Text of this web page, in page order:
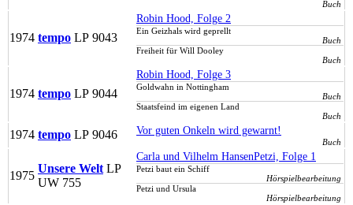
Buch
1974 tempo LP 9043
Robin Hood, Folge 2
Ein Geizhals wird geprellt
Buch
Freiheit für Will Dooley
Buch
1974 tempo LP 9044
Robin Hood, Folge 3
Goldwahn in Nottingham
Buch
Staatsfeind im eigenen Land
Buch
1974 tempo LP 9046 Vor guten Onkeln wird gewarnt!
Buch
1975
Unsere Welt LP
UW 755
Carla und Vilhelm HansenPetzi, Folge 1
Petzi baut ein Schiff
Hörspielbearbeitung
Petzi und Ursula
Hörspielbearbeitung